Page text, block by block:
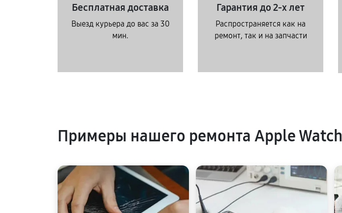
Бесплатная доставка
Выезд курьера до вас за 30
мин.
Гарантия до 2-х лет
Распространяется как на
ремонт, так и на запчасти
Примеры нашего ремонта Apple Watch